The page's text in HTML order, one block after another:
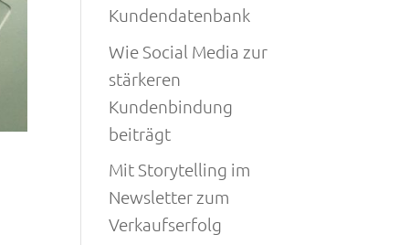
Kundendatenbank
Wie Social Media zur
stärkeren
Kundenbindung
beiträgt
Mit Storytelling im
Newsletter zum
Verkaufserfolg